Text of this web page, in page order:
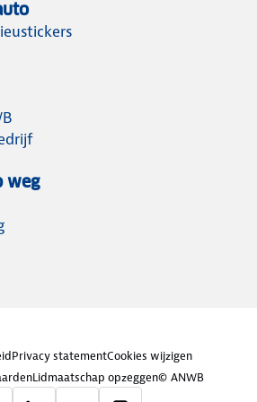
weg
Privacy statementCookies wijzigen
Lidmaatschap opzeggen© ANWB